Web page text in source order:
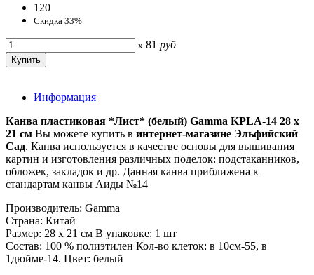
120
Скидка 33%
x 81 руб
Информация
Канва пластиковая *Лист* (белый) Gamma KPLA-14 28 х
21 см Вы можете купить в интернет-магазине Эльфийский
Сад. Канва используется в качестве основы для вышивания
картин и изготовления различных поделок: подстаканников,
обложек, закладок и др. Данная канва приближена к
стандартам канвы Аиды №14
Производитель: Gamma
Страна: Китай
Размер: 28 x 21 см В упаковке: 1 шт
Состав: 100 % полиэтилен Кол-во клеток: в 10см-55, в
1дюйме-14. Цвет: белый